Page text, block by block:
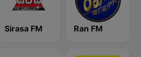
Sirasa FM Ran FM